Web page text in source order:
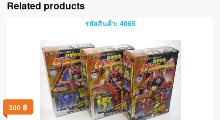
Related products
รหัสสินค้า: 4065
300 ฿